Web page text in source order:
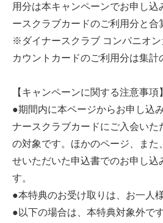
用分は本キャンペーンでお申し込
ースクラブカードのご利用分と合
※ダイナースクラブ コンパニオ
カウントカードのご利用分は集計
【キャンペーンに関する注意事項】
●期間内に本ページからお申し込
ナースクラブカードにご入会いた
の対象です。ほかのページ、また
せいただいた申込書でのお申し込
す。
●本特典のお受け取りは、お一人
●以下の場合は、本特典対象外です